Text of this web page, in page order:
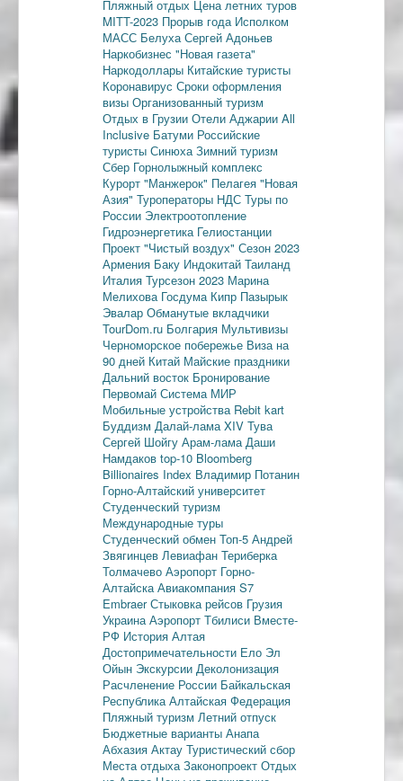
Пляжный отдых Цена летних туров
MITT-2023 Прорыв года Исполком
МАСС Белуха Сергей Адоньев
Наркобизнес "Новая газета"
Наркодоллары Китайские туристы
Коронавирус Сроки оформления
визы Организованный туризм
Отдых в Грузии Отели Аджарии All
Inclusive Батуми Российские
туристы Синюха Зимний туризм
Сбер Горнолыжный комплекс
Курорт "Манжерок" Пелагея "Новая
Азия" Туроператоры НДС Туры по
России Электроотопление
Гидроэнергетика Гелиостанции
Проект "Чистый воздух" Сезон 2023
Армения Баку Индокитай Таиланд
Италия Турсезон 2023 Марина
Мелихова Госдума Кипр Пазырык
Эвалар Обманутые вкладчики
TourDom.ru Болгария Мультивизы
Черноморское побережье Виза на
90 дней Китай Майские праздники
Дальний восток Бронирование
Первомай Система МИР
Мобильные устройства Rebit kart
Буддизм Далай-лама XIV Тува
Сергей Шойгу Арам-лама Даши
Намдаков top-10 Bloomberg
Billionaires Index Владимир Потанин
Горно-Алтайский университет
Студенческий туризм
Международные туры
Студенческий обмен Топ-5 Андрей
Звягинцев Левиафан Териберка
Толмачево Аэропорт Горно-
Алтайска Авиакомпания S7
EmbraerСтыковка рейсов Грузия
Украина Аэропорт Тбилиси Вместе-
РФ История Алтая
Достопримечательности Ело Эл
Ойын Экскурсии Деколонизация
Расчленение России Байкальская
Республика Алтайская Федерация
Пляжный туризм Летний отпуск
Бюджетные варианты Анапа
Абхазия Актау Туристический сбор
Места отдыха Законопроект Отдых